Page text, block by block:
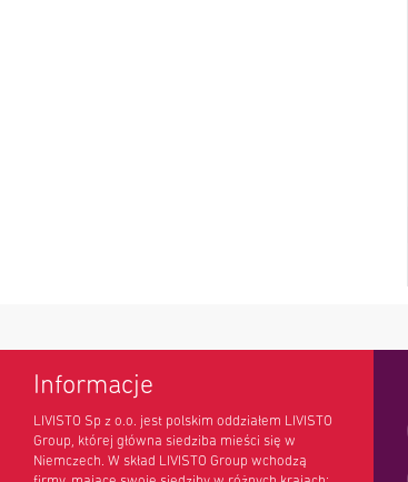
Informacje
LIVISTO Sp z o.o. jest polskim oddziałem LIVISTO
Group, której główna siedziba mieści się w
Niemczech. W skład LIVISTO Group wchodzą